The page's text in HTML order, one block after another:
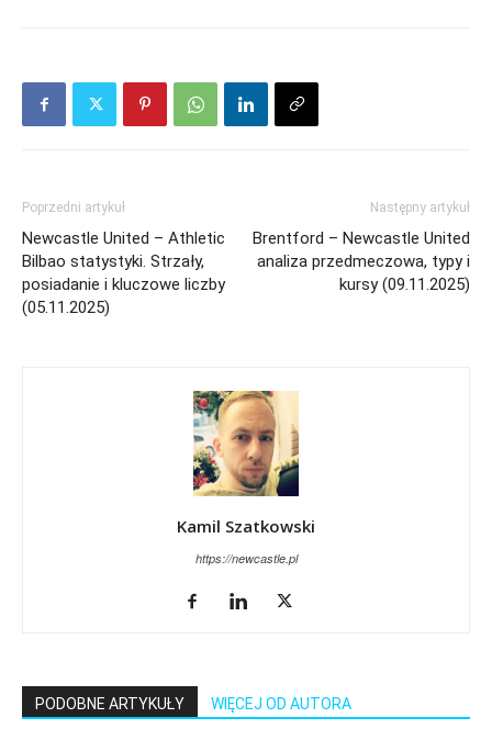
Poprzedni artykuł
Newcastle United – Athletic
Bilbao statystyki. Strzały,
posiadanie i kluczowe liczby
(05.11.2025)
Następny artykuł
Brentford – Newcastle United
analiza przedmeczowa, typy i
kursy (09.11.2025)
Kamil Szatkowski
https://newcastle.pl
PODOBNE ARTYKUŁY WIĘCEJ OD AUTORA